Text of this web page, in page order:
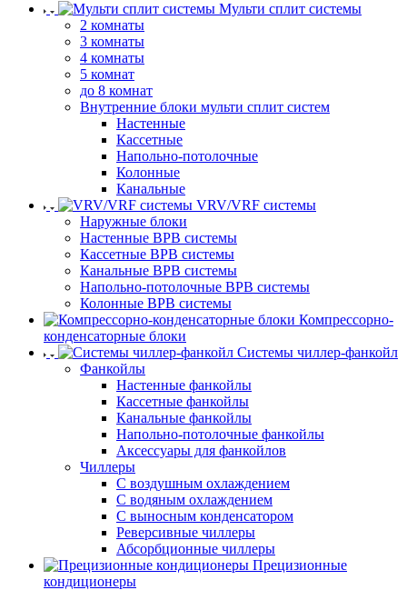
Мульти сплит системы
2 комнаты
3 комнаты
4 комнаты
5 комнат
до 8 комнат
Внутренние блоки мульти сплит систем
Настенные
Кассетные
Напольно-потолочные
Колонные
Канальные
VRV/VRF системы
Наружные блоки
Настенные ВРВ системы
Кассетные ВРВ системы
Канальные ВРВ системы
Напольно-потолочные ВРВ системы
Колонные ВРВ системы
Компрессорно-
конденсаторные блоки
Системы чиллер-фанкойл
Фанкойлы
Настенные фанкойлы
Кассетные фанкойлы
Канальные фанкойлы
Напольно-потолочные фанкойлы
Аксессуары для фанкойлов
Чиллеры
С воздушным охлаждением
С водяным охлаждением
С выносным конденсатором
Реверсивные чиллеры
Абсорбционные чиллеры
Прецизионные
кондиционеры